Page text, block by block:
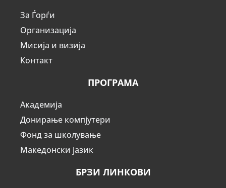
За Ѓорѓи
Организација
Мисија и визија
Контакт
ПРОГРАМА
Академија
Донирање компјутери
Фонд за школување
Македонски јазик
БРЗИ ЛИНКОВИ